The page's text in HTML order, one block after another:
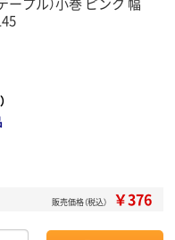
販売価格（税込） ￥376